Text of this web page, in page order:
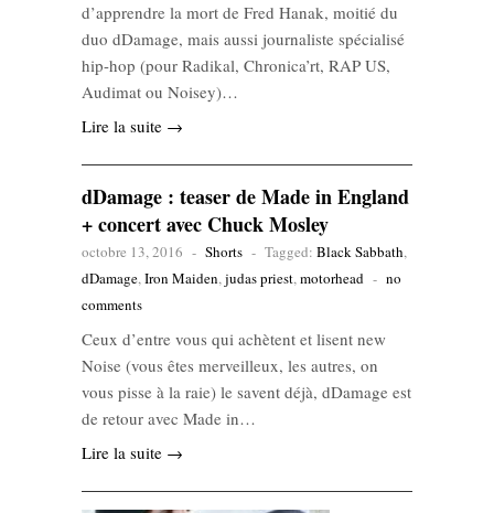
d’apprendre la mort de Fred Hanak, moitié du
duo dDamage, mais aussi journaliste spécialisé
hip-hop (pour Radikal, Chronica’rt, RAP US,
Audimat ou Noisey)…
Lire la suite →
dDamage : teaser de Made in England
+ concert avec Chuck Mosley
octobre 13, 2016 - Shorts - Tagged: Black Sabbath,
dDamage,Iron Maiden,judas priest,motorhead - no
comments
Ceux d’entre vous qui achètent et lisent new
Noise (vous êtes merveilleux, les autres, on
vous pisse à la raie) le savent déjà, dDamage est
de retour avec Made in…
Lire la suite →